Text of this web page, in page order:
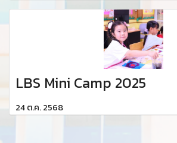
LBS Mini Camp 2025
24 ต.ค. 2568